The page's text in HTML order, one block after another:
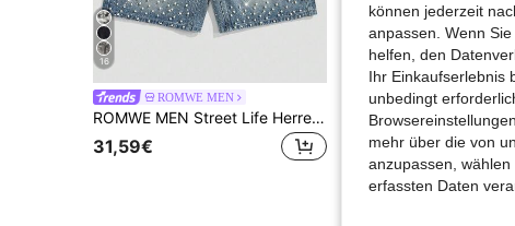
16
ROMWE MEN
ROMWE MEN Street Life Herren Perlenverzierte und Diamant-bestickte weite Denim Shorts
31,59€
10
Manfinity Joysei
35,48€
können jederzeit
anpassen. Wenn
helfen, den
Ihr Einkaufserlebnis
unbedingt
mehr über die von
anzupassen,
erfassten Daten